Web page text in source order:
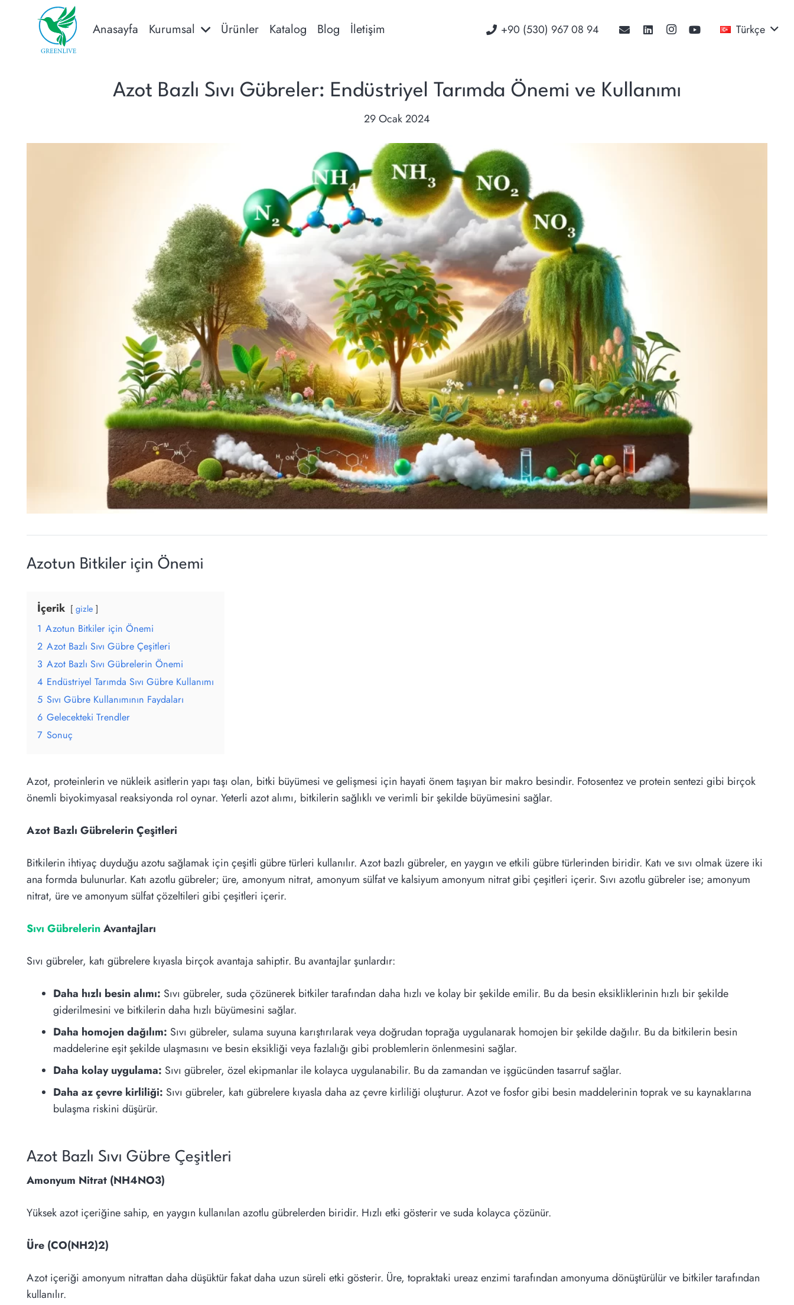
Anasayfa Kurumsal Ürünler Katalog Blog İletişim ‭+90 (530) 967 08 94‬ Türkçe
Azot Bazlı Sıvı Gübreler: Endüstriyel Tarımda Önemi ve Kullanımı
29 Ocak 2024
Azotun Bitkiler için Önemi
İçerik gizle
1 Azotun Bitkiler için Önemi
2 Azot Bazlı Sıvı Gübre Çeşitleri
3 Azot Bazlı Sıvı Gübrelerin Önemi
4 Endüstriyel Tarımda Sıvı Gübre Kullanımı
5 Sıvı Gübre Kullanımının Faydaları
6 Gelecekteki Trendler
7 Sonuç
Azot, proteinlerin ve nükleik asitlerin yapı taşı olan, bitki büyümesi ve gelişmesi için hayati önem taşıyan bir makro besindir. Fotosentez ve protein sentezi gibi birçok
önemli biyokimyasal reaksiyonda rol oynar. Yeterli azot alımı, bitkilerin sağlıklı ve verimli bir şekilde büyümesini sağlar.
Azot Bazlı Gübrelerin Çeşitleri
Bitkilerin ihtiyaç duyduğu azotu sağlamak için çeşitli gübre türleri kullanılır. Azot bazlı gübreler, en yaygın ve etkili gübre türlerinden biridir. Katı ve sıvı olmak üzere iki
ana formda bulunurlar. Katı azotlu gübreler; üre, amonyum nitrat, amonyum sülfat ve kalsiyum amonyum nitrat gibi çeşitleri içerir. Sıvı azotlu gübreler ise; amonyum
nitrat, üre ve amonyum sülfat çözeltileri gibi çeşitleri içerir.
Sıvı GübrelerinAvantajları
Sıvı gübreler, katı gübrelere kıyasla birçok avantaja sahiptir. Bu avantajlar şunlardır:
Daha hızlı besin alımı: Sıvı gübreler, suda çözünerek bitkiler tarafından daha hızlı ve kolay bir şekilde emilir. Bu da besin eksikliklerinin hızlı bir şekilde
giderilmesini ve bitkilerin daha hızlı büyümesini sağlar.
Daha homojen dağılım: Sıvı gübreler, sulama suyuna karıştırılarak veya doğrudan toprağa uygulanarak homojen bir şekilde dağılır. Bu da bitkilerin besin
maddelerine eşit şekilde ulaşmasını ve besin eksikliği veya fazlalığı gibi problemlerin önlenmesini sağlar.
Daha kolay uygulama: Sıvı gübreler, özel ekipmanlar ile kolayca uygulanabilir. Bu da zamandan ve işgücünden tasarruf sağlar.
Daha az çevre kirliliği: Sıvı gübreler, katı gübrelere kıyasla daha az çevre kirliliği oluşturur. Azot ve fosfor gibi besin maddelerinin toprak ve su kaynaklarına
bulaşma riskini düşürür.
Azot Bazlı Sıvı Gübre Çeşitleri
Amonyum Nitrat (NH4NO3)
Yüksek azot içeriğine sahip, en yaygın kullanılan azotlu gübrelerden biridir. Hızlı etki gösterir ve suda kolayca çözünür.
Üre (CO(NH2)2)
Azot içeriği amonyum nitrattan daha düşüktür fakat daha uzun süreli etki gösterir. Üre, topraktaki ureaz enzimi tarafından amonyuma dönüştürülür ve bitkiler tarafından
kullanılır.